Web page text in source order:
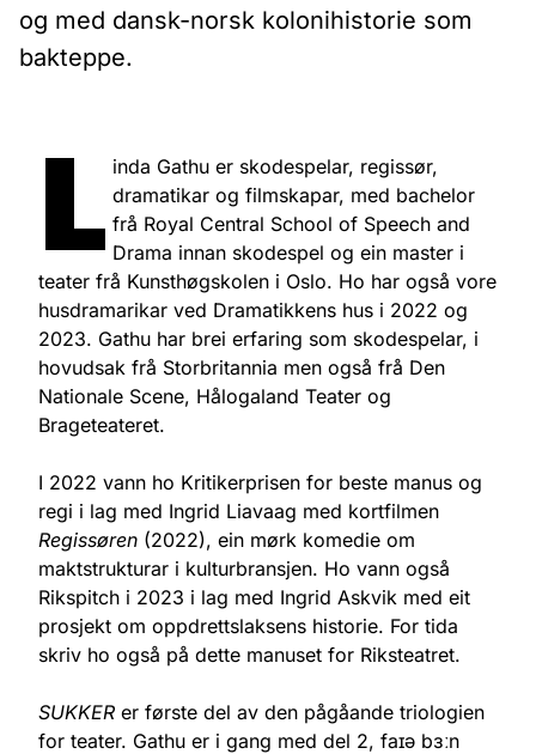
og med dansk-norsk kolonihistorie som
bakteppe.
L inda Gathu er skodespelar, regissør,
dramatikar og filmskapar, med bachelor
frå Royal Central School of Speech and
Drama innan skodespel og ein master i
teater frå Kunsthøgskolen i Oslo. Ho har også vore
husdramarikar ved Dramatikkens hus i 2022 og
2023. Gathu har brei erfaring som skodespelar, i
hovudsak frå Storbritannia men også frå Den
Nationale Scene, Hålogaland Teater og
Brageteateret.
I 2022 vann ho Kritikerprisen for beste manus og
regi i lag med Ingrid Liavaag med kortfilmen
Regissøren (2022), ein mørk komedie om
maktstrukturar i kulturbransjen. Ho vann også
Rikspitch i 2023 i lag med Ingrid Askvik med eit
prosjekt om oppdrettslaksens historie. For tida
skriv ho også på dette manuset for Riksteatret.
SUKKER er første del av den pågåande triologien
for teater. Gathu er i gang med del 2, faɪə bɜːn